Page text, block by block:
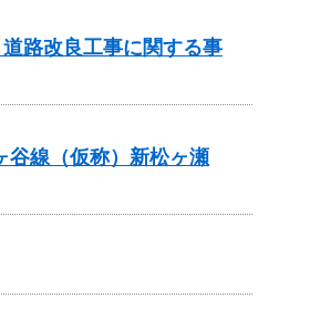
路改良工事に関する事
谷線（仮称）新松ヶ瀬